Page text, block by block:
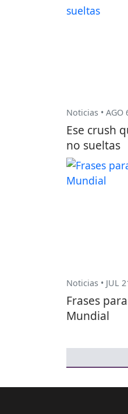
Noticias • AGO
Ese crush
no sueltas
Noticias • JUL
Frases
Mundial